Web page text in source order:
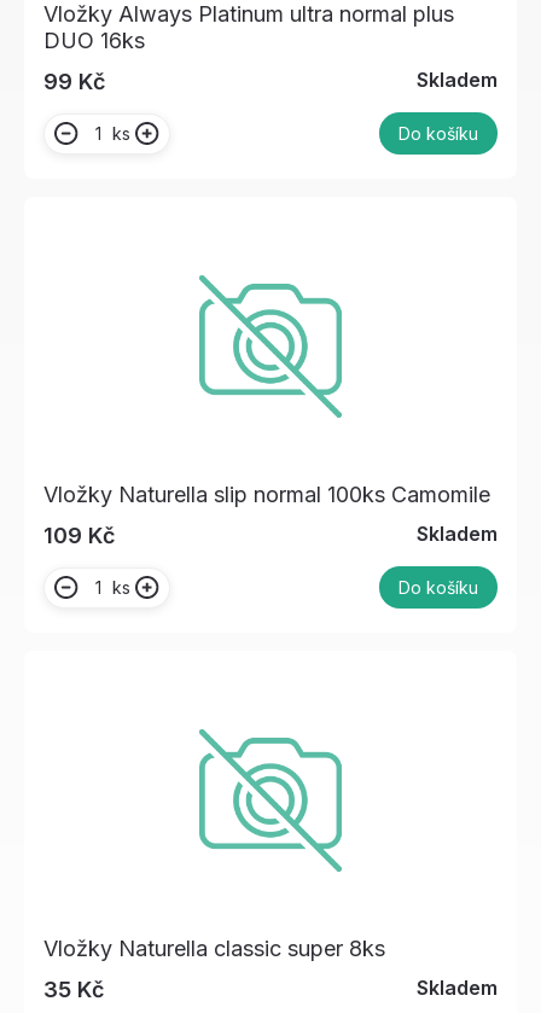
Vložky Always Platinum ultra normal plus
DUO 16ks
99 Kč
Skladem
ks Do košíku
Vložky Naturella slip normal 100ks Camomile
109 Kč
Skladem
ks Do košíku
Vložky Naturella classic super 8ks
35 Kč
Skladem